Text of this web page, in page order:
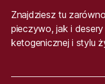
Znajdziesz tu
pieczywo, jak i
ketogenicznej i stylu